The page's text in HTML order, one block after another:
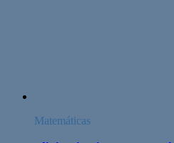
Matemáticas